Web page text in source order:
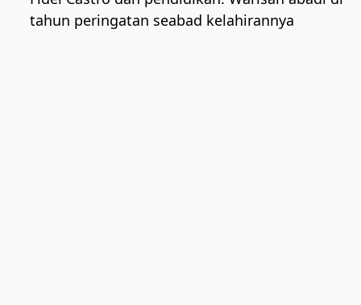
tahun peringatan seabad kelahirannya